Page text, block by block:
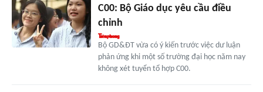
C00: Bộ Giáo dục yêu cầu điều
chỉnh
Bộ GD&ĐT vừa có ý kiến trước việc dư luận
phản ứng khi một số trường đại học năm nay
không xét tuyển tổ hợp C00.